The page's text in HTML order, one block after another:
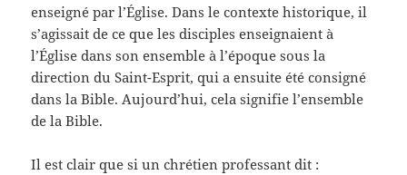
enseigné par l’Église. Dans le contexte historique, il
s’agissait de ce que les disciples enseignaient à
l’Église dans son ensemble à l’époque sous la
direction du Saint-Esprit, qui a ensuite été consigné
dans la Bible. Aujourd’hui, cela signifie l’ensemble
de la Bible.
Il est clair que si un chrétien professant dit :